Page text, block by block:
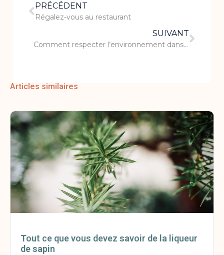
PRÉCÉDENT
Régalez-vous au restaurant
SUIVANT
Comment respecter l’environnement dans mon restaurant
Articles similaires
Tout ce que vous devez savoir de la liqueur
de sapin